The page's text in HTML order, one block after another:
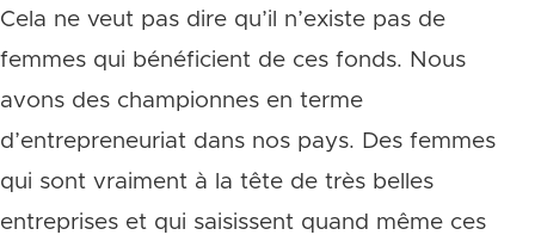
Cela ne veut pas dire qu’il n’existe pas de
femmes qui bénéficient de ces fonds. Nous
avons des championnes en terme
d’entrepreneuriat dans nos pays. Des femmes
qui sont vraiment à la tête de très belles
entreprises et qui saisissent quand même ces